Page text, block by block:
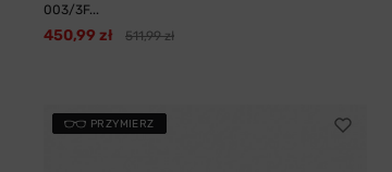
003/3F...
450,99 zł 511,99 zł
PRZYMIERZ